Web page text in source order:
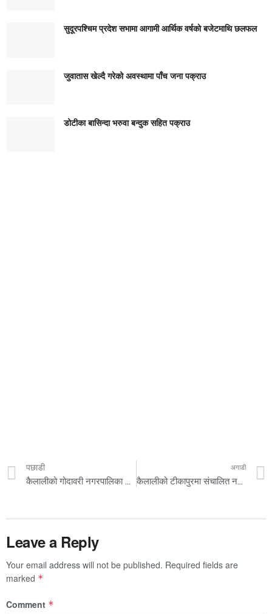
सुदूरपश्चिम प्रदेश सभामा आगामी आर्थिक वर्षको बजेटमाथि छलफल
जुवातास खेल्दै गरेको अवस्थामा पाँच जना पक्राउ
डोटीका बासिन्दा भरुवा बन्दुक सहित पक्राउ
पछाडी अगाडी
कैलालीको टीकापुरमा संचालित नयाँ बिहानी पुनः स्थापना केन्द्रको १० औं वार्षिक शाधारणसभा सम्पन्न
Leave a Reply
Your email address will not be published. Required fields are
marked *
Comment *